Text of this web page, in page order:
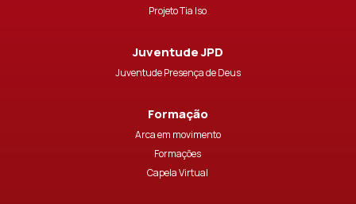
Projeto Tia Iso
Juventude JPD
Juventude Presença de Deus
Formação
Arca em movimento
Formações
Capela Virtual